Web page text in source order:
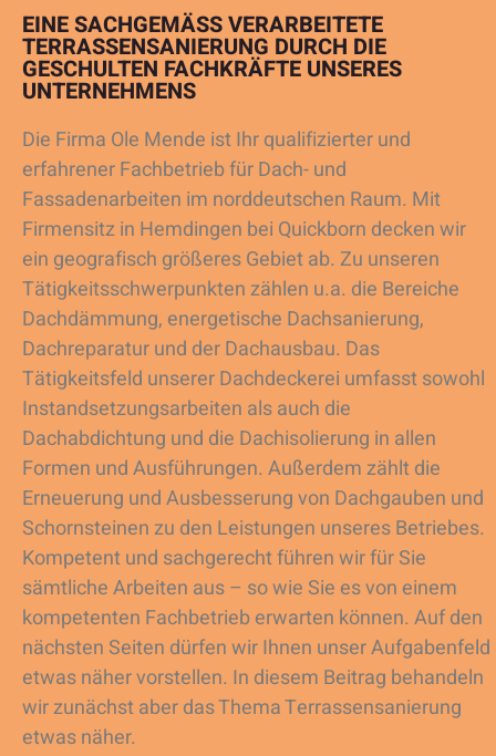
EINE SACHGEMÄSS VERARBEITETE T
ERRASSENSANIERUNG DURCH DIE G
ESCHULTEN FACHKRÄFTE UNSERES U
NTERNEHMENS
Die Firma Ole Mende ist Ihr qualifizierter und
erfahrener Fachbetrieb für Dach- und
Fassadenarbeiten im norddeutschen Raum. Mit
Firmensitz in Hemdingen bei Quickborn decken wir
ein geografisch größeres Gebiet ab. Zu unseren
Tätigkeitsschwerpunkten zählen u.a. die Bereiche
Dachdämmung, energetische Dachsanierung,
Dachreparatur und der Dachausbau. Das
Tätigkeitsfeld unserer Dachdeckerei umfasst sowohl
Instandsetzungsarbeiten als auch die
Dachabdichtung und die Dachisolierung in allen
Formen und Ausführungen. Außerdem zählt die
Erneuerung und Ausbesserung von Dachgauben und
Schornsteinen zu den Leistungen unseres Betriebes.
Kompetent und sachgerecht führen wir für Sie
sämtliche Arbeiten aus – so wie Sie es von einem
kompetenten Fachbetrieb erwarten können. Auf den
nächsten Seiten dürfen wir Ihnen unser Aufgabenfeld
etwas näher vorstellen. In diesem Beitrag behandeln
wir zunächst aber das Thema Terrassensanierung
etwas näher.